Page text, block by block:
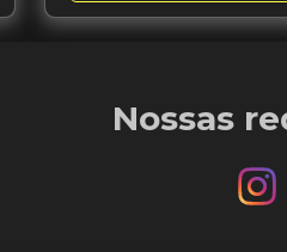
Nossas